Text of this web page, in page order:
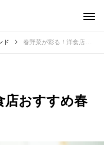
ド 春野菜が彩る！洋食店おすすめ春メニュー10選！
店おすすめ春